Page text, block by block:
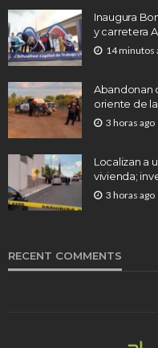
Inaugura
y carretera
14 minutos
Abandonan
oriente de
3 horas ago
Localizan a
vivienda;
3 horas ago
RECENT COMMENTS